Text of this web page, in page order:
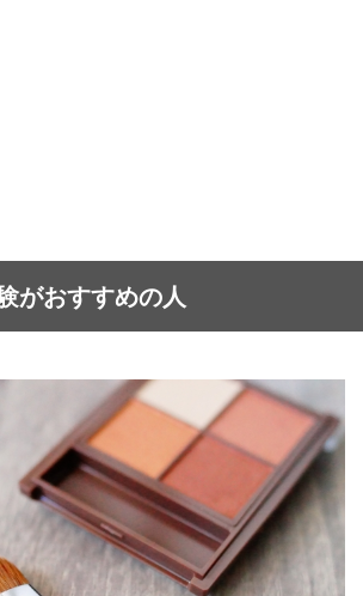
がおすすめの人